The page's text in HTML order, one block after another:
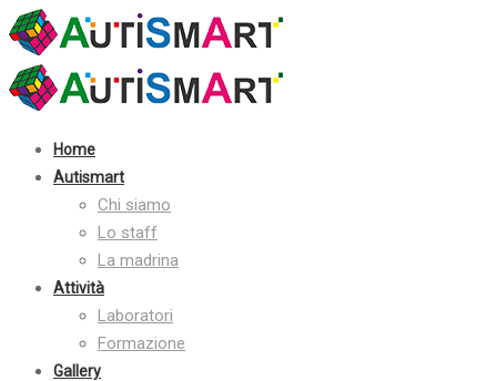
Home
Autismart
Chi siamo
Lo staff
La madrina
Attività
Laboratori
Formazione
Gallery